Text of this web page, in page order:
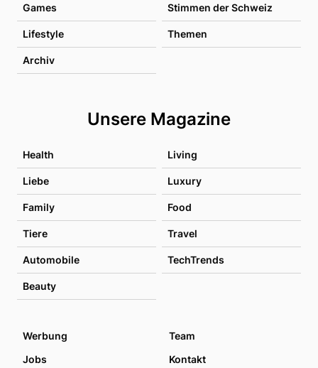
Games Stimmen der Schweiz
Lifestyle Themen
Archiv
Unsere Magazine
Health Living
Liebe Luxury
Family Food
Tiere Travel
Automobile TechTrends
Beauty
Werbung
Team
Jobs
Kontakt